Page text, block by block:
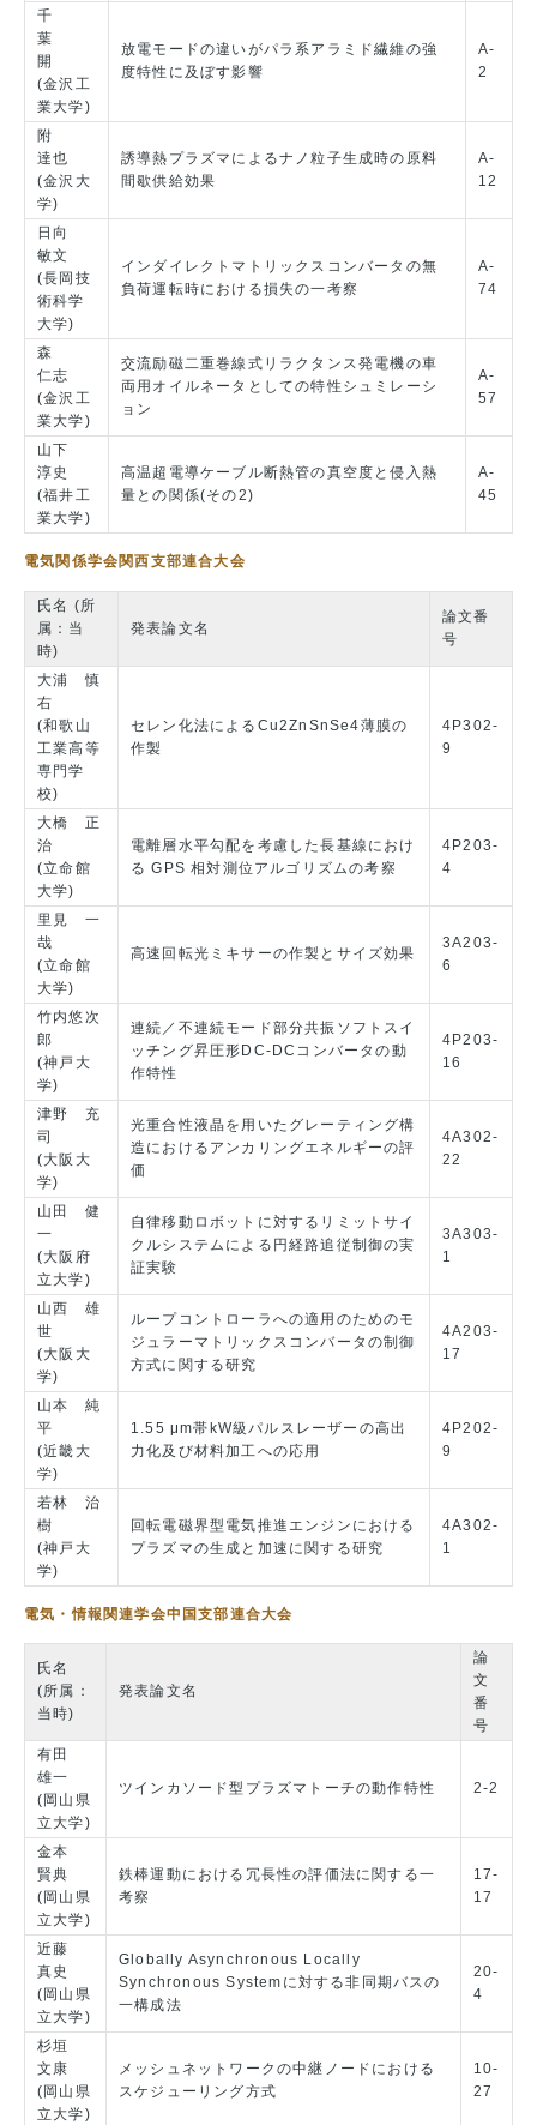
千
葉
開
(金沢工
業大学)
放電モードの違いがパラ系アラミド繊維の強
度特性に及ぼす影響
A-
2
附
達也
(金沢大
学)
誘導熱プラズマによるナノ粒子生成時の原料
間歇供給効果
A-
12
日向
敏文
(長岡技
術科学
大学)
インダイレクトマトリックスコンバータの無
負荷運転時における損失の一考察
A-
74
森
仁志
(金沢工
業大学)
交流励磁二重巻線式リラクタンス発電機の車
両用オイルネータとしての特性シュミレーシ
ョン
A-
57
山下
淳史
(福井工
業大学)
高温超電導ケーブル断熱管の真空度と侵入熱
量との関係(その2)
A-
45
電気関係学会関西支部連合大会
氏名 (所
属：当
時)
発表論文名
論文番
号
大浦 慎
右
(和歌山
工業高等
専門学
校)
セレン化法によるCu2ZnSnSe4薄膜の
作製
4P302-
9
大橋 正
治
(立命館
大学)
電離層水平勾配を考慮した長基線におけ
る GPS 相対測位アルゴリズムの考察
4P203-
4
里見 一
哉
(立命館
大学)
高速回転光ミキサーの作製とサイズ効果
3A203-
6
竹内悠次
郎
(神戸大
学)
連続／不連続モード部分共振ソフトスイ
ッチング昇圧形DC-DCコンバータの動
作特性
4P203-
16
津野 充
司
(大阪大
学)
光重合性液晶を用いたグレーティング構
造におけるアンカリングエネルギーの評
価
4A302-
22
山田 健
一
(大阪府
立大学)
自律移動ロボットに対するリミットサイ
クルシステムによる円経路追従制御の実
証実験
3A303-
1
山西 雄
世
(大阪大
学)
ループコントローラへの適用のためのモ
ジュラーマトリックスコンバータの制御
方式に関する研究
4A203-
17
山本 純
平
(近畿大
学)
1.55 μm帯kW級パルスレーザーの高出
力化及び材料加工への応用
4P202-
9
若林 治
樹
(神戸大
学)
回転電磁界型電気推進エンジンにおける
プラズマの生成と加速に関する研究
4A302-
1
電気・情報関連学会中国支部連合大会
氏名
(所属：
当時)
発表論文名
論
文
番
号
有田
雄一
(岡山県
立大学)
ツインカソード型プラズマトーチの動作特性 2-2
金本
賢典
(岡山県
立大学)
鉄棒運動における冗長性の評価法に関する一
考察
17-
17
近藤
真史
(岡山県
立大学)
Globally Asynchronous Locally
Synchronous Systemに対する非同期バスの
一構成法
20-
4
杉垣
文康
(岡山県
立大学)
メッシュネットワークの中継ノードにおける
スケジューリング方式
10-
27